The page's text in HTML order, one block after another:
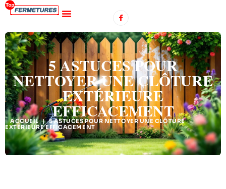
5 ASTUCES POUR
NETTOYER UNE CLÔTURE
EXTÉRIEURE
EFFICACEMENT
ACCUEIL | 5 ASTUCES POUR NETTOYER UNE CLÔTURE
EXTÉRIEURE EFFICACEMENT